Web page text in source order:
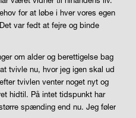
for at løbe i hver vores egen
var fedt at fejre og binde
om alder og beretti­gelse bag
tvivle nu, hvor jeg igen skal ud
tvivlen venter noget nyt og
hidtil. På intet tidspunkt har
spænding end nu. Jeg føler